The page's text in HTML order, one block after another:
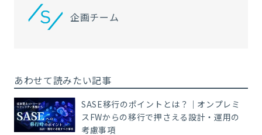
企画チーム
あわせて読みたい記事
SASE移行のポイントとは？｜オンプレミ
スFWからの移行で押さえる設計・運用の
考慮事項